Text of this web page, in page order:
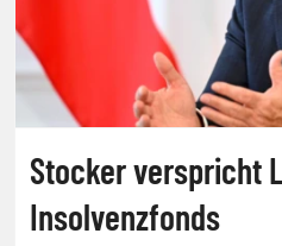
Stocker verspricht
Insolvenzfonds